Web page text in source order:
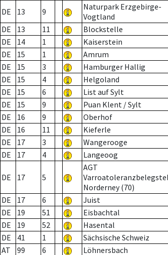
DE 13 9
Naturpark Erzgebirge-
Vogtland
DE
13 11 Blockstelle
DE
14 1 Kaiserstein
DE
15 1 Amrum
DE
15 3 Hamburger Hallig
DE
15 4 Helgoland
DE
15 6 List auf Sylt
DE
15 9 Puan Klent / Sylt
DE
16 9 Oberhof
DE
16 11 Kieferle
DE
17 3 Wangerooge
DE
17 4 Langeoog
DE 17 5
AGT
Norderney (70)
DE 17 6 Juist
DE
19 51 Eisbachtal
DE
19 52 Hasental
DE
41 1 Sächsische Schweiz
AT
99 6 Löhnersbach